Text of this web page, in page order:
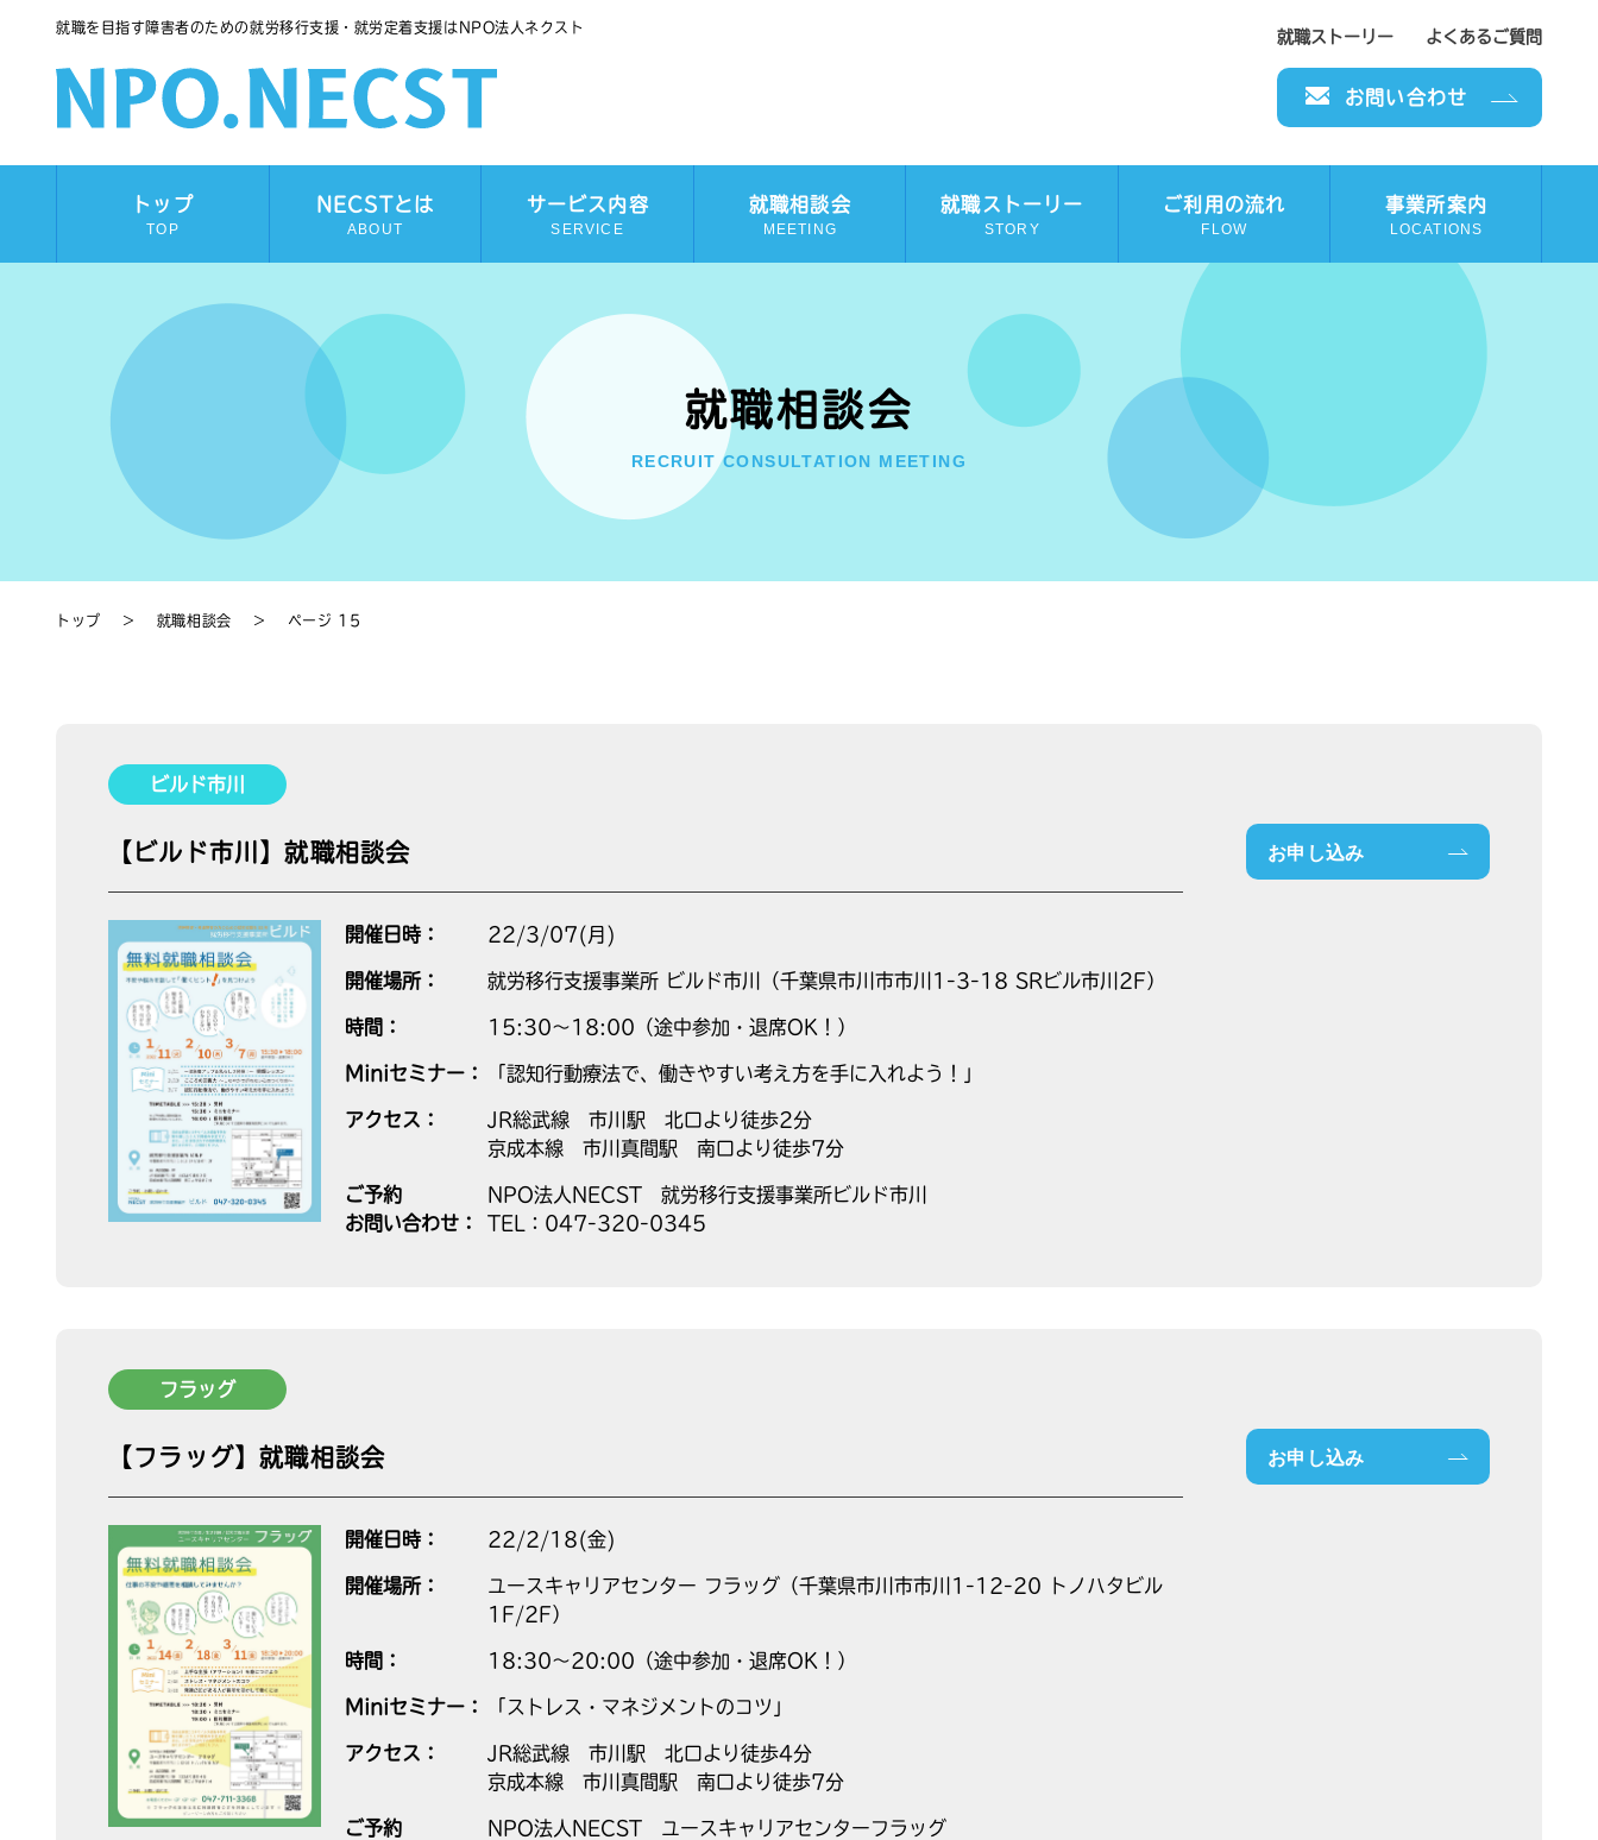
就職を目指す障害者のための就労移行支援・就労定着支援はNPO法人ネクスト
就職ストーリー よくあるご質問
お問い合わせ
トップ
TOP
NECSTとは
ABOUT
サービス内容
SERVICE
就職相談会
MEETING
就職ストーリー
STORY
ご利用の流れ
FLOW
事業所案内
LOCATIONS
就職相談会
RECRUIT CONSULTATION MEETING
トップ ＞ 就職相談会 ＞ ページ 15
ビルド市川
【ビルド市川】就職相談会
開催日時： 22/3/07(月)
開催場所： 就労移行支援事業所 ビルド市川（千葉県市川市市川1-3-18 SRビル市川2F）
時間： 15:30～18:00（途中参加・退席OK！）
Miniセミナー： 「認知行動療法で、働きやすい考え方を手に入れよう！」
アクセス：
JR総武線 市川駅 北口より徒歩2分
京成本線 市川真間駅 南口より徒歩7分
ご予約
お問い合わせ：
NPO法人NECST 就労移行支援事業所ビルド市川
TEL：047-320-0345
お申し込み
フラッグ
【フラッグ】就職相談会
開催日時： 22/2/18(金)
開催場所：
ユースキャリアセンター フラッグ（千葉県市川市市川1-12-20 トノハタビル
1F/2F）
時間： 18:30〜20:00（途中参加・退席OK！）
Miniセミナー： 「ストレス・マネジメントのコツ」
アクセス：
JR総武線 市川駅 北口より徒歩4分
京成本線 市川真間駅 南口より徒歩7分
ご予約
NPO法人NECST ユースキャリアセンターフラッグ
お申し込み